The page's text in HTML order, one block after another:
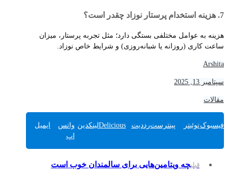
7. هزینه استخدام پرستار نوزاد چقدر است؟
هزینه به عوامل مختلفی بستگی دارد؛ مثل تجربه پرستار، میزان
ساعت کاری (روزانه یا شبانه‌روزی) و شرایط خاص نوزاد.
Arshita
سپتامبر 13, 2025
مقالات
فیسبوکتوئیتر پینترسترددیت Deliciousلینکدین واتس
اپ
ایمیل
قبلیچه ویتامین‌هایی برای سالمندان خوب است